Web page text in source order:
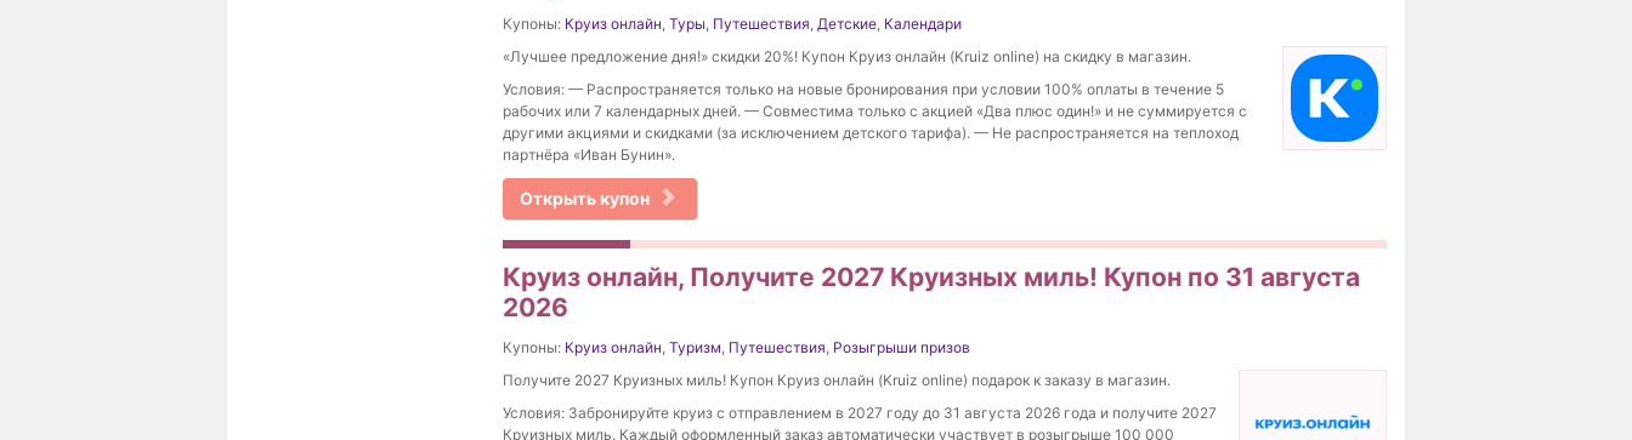
Купоны: Круиз онлайн, Туры, Путешествия, Детские, Календари
«Лучшее предложение дня!» скидки 20%! Купон Круиз онлайн (Kruiz online) на скидку в магазин.
Условия: — Распространяется только на новые бронирования при условии 100% оплаты в течение 5
рабочих или 7 календарных дней. — Совместима только с акцией «Два плюс один!» и не суммируется с
другими акциями и скидками (за исключением детского тарифа). — Не распространяется на теплоход
партнёра «Иван Бунин».
Открыть купон
Круиз онлайн, Получите 2027 Круизных миль! Купон по 31 августа
2026
Купоны: Круиз онлайн, Туризм, Путешествия, Розыгрыши призов
Получите 2027 Круизных миль! Купон Круиз онлайн (Kruiz online) подарок к заказу в магазин.
Условия: Забронируйте круиз с отправлением в 2027 году до 31 августа 2026 года и получите 2027
Круизных миль. Каждый оформленный заказ автоматически участвует в розыгрыше 100 000